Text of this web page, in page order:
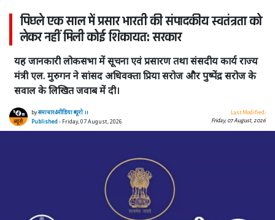
पिछले एक साल में प्रसार भारती की संपादकीय स्वतंत्रता को
लेकर नहीं मिली कोई शिकायत: सरकार
यह जानकारी लोकसभा में सूचना एवं प्रसारण तथा संसदीय कार्य राज्य
मंत्री एल. मुरुगन ने सांसद अधिवक्ता प्रिया सरोज और पुष्पेंद्र सरोज के
सवाल के लिखित जवाब में दी।
byसमाचार4मीडिया ब्यूरो ।।
Published- Friday, 07 August, 2026
Last Modified:
Friday, 07 August, 2026